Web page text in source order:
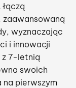
wyznaczając
i innowacji
z 7-letnią
swoich
pierwszym